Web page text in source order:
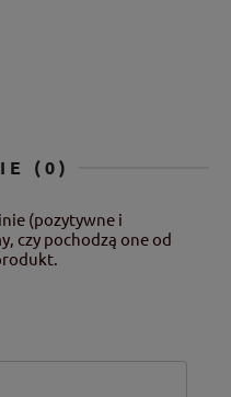
(0)
(pozytywne i
czy pochodzą one od